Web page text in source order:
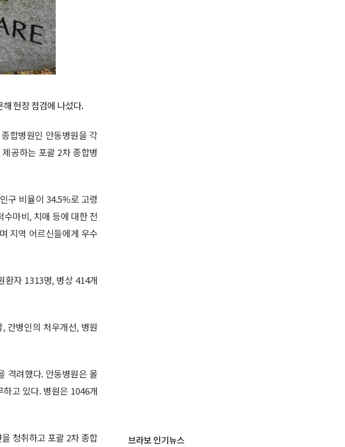
현장 점검에 나섰다.
합병원인 안동병원을 각
공하는 포괄 2차 종합병
구 비율이 34.5%로 고령
마비, 치매 등에 대한 전
지역 어르신들에게 우수
환자 1313명, 병상 414개
간병인의 처우개선, 병원
격려했다. 안동병원은 올
고 있다. 병원은 1046개
청취하고 포괄 2차 종합
브라보 인기뉴스